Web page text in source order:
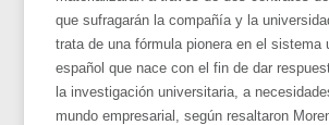
que sufragarán la compañía y la
trata de una fórmula pionera en el sistema
español que nace con el fin de dar
la investigación universitaria, a
mundo empresarial, según resaltaron